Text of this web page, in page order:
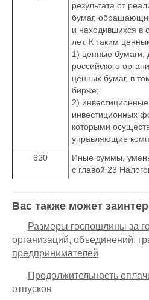
результата от
бумаг,
и находившихся в
лет. К таким
1) ценные бумаги,
российского
ценных бумаг, в
бирже;
2)
инвестиционных
которыми
управляющие
620
Иные суммы,
с главой 23
Вас также может
Размеры госпошлины за
организаций, объединений,
предпринимателей
Продолжительность
отпусков